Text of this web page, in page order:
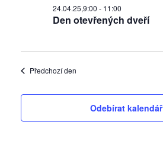
Den otevřených dveří
24.04.25,9:00 - 11:00
Předchozí den
Odebírat kalendář